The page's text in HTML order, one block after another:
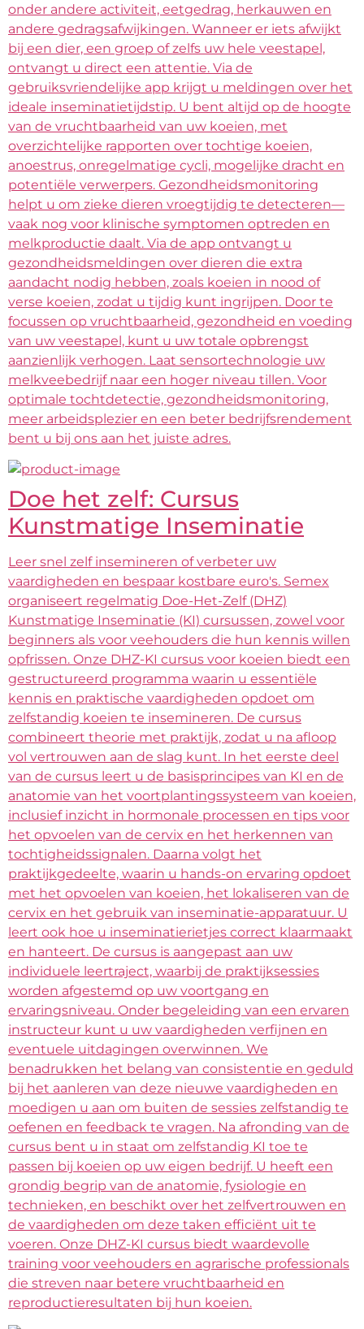
onder andere activiteit, eetgedrag, herkauwen en
andere gedragsafwijkingen. Wanneer er iets afwijkt
bij een dier, een groep of zelfs uw hele veestapel,
ontvangt u direct een attentie. Via de
gebruiksvriendelijke app krijgt u meldingen over het
ideale inseminatietijdstip. U bent altijd op de hoogte
van de vruchtbaarheid van uw koeien, met
overzichtelijke rapporten over tochtige koeien,
anoestrus, onregelmatige cycli, mogelijke dracht en
potentiële verwerpers. Gezondheidsmonitoring
helpt u om zieke dieren vroegtijdig te detecteren—
vaak nog voor klinische symptomen optreden en
melkproductie daalt. Via de app ontvangt u
gezondheidsmeldingen over dieren die extra
aandacht nodig hebben, zoals koeien in nood of
verse koeien, zodat u tijdig kunt ingrijpen. Door te
focussen op vruchtbaarheid, gezondheid en voeding
van uw veestapel, kunt u uw totale opbrengst
aanzienlijk verhogen. Laat sensortechnologie uw
melkveebedrijf naar een hoger niveau tillen. Voor
optimale tochtdetectie, gezondheidsmonitoring,
meer arbeidsplezier en een beter bedrijfsrendement
bent u bij ons aan het juiste adres.
Doe het zelf: Cursus
Kunstmatige Inseminatie
Leer snel zelf insemineren of verbeter uw
vaardigheden en bespaar kostbare euro's. Semex
organiseert regelmatig Doe-Het-Zelf (DHZ)
Kunstmatige Inseminatie (KI) cursussen, zowel voor
beginners als voor veehouders die hun kennis willen
opfrissen. Onze DHZ-KI cursus voor koeien biedt een
gestructureerd programma waarin u essentiële
kennis en praktische vaardigheden opdoet om
zelfstandig koeien te insemineren. De cursus
combineert theorie met praktijk, zodat u na afloop
vol vertrouwen aan de slag kunt. In het eerste deel
van de cursus leert u de basisprincipes van KI en de
anatomie van het voortplantingssysteem van koeien,
inclusief inzicht in hormonale processen en tips voor
het opvoelen van de cervix en het herkennen van
tochtigheidssignalen. Daarna volgt het
praktijkgedeelte, waarin u hands-on ervaring opdoet
met het opvoelen van koeien, het lokaliseren van de
cervix en het gebruik van inseminatie-apparatuur. U
leert ook hoe u inseminatierietjes correct klaarmaakt
en hanteert. De cursus is aangepast aan uw
individuele leertraject, waarbij de praktijksessies
worden afgestemd op uw voortgang en
ervaringsniveau. Onder begeleiding van een ervaren
instructeur kunt u uw vaardigheden verfijnen en
eventuele uitdagingen overwinnen. We
benadrukken het belang van consistentie en geduld
bij het aanleren van deze nieuwe vaardigheden en
moedigen u aan om buiten de sessies zelfstandig te
oefenen en feedback te vragen. Na afronding van de
cursus bent u in staat om zelfstandig KI toe te
passen bij koeien op uw eigen bedrijf. U heeft een
grondig begrip van de anatomie, fysiologie en
technieken, en beschikt over het zelfvertrouwen en
de vaardigheden om deze taken efficiënt uit te
voeren. Onze DHZ-KI cursus biedt waardevolle
training voor veehouders en agrarische professionals
die streven naar betere vruchtbaarheid en
reproductieresultaten bij hun koeien.